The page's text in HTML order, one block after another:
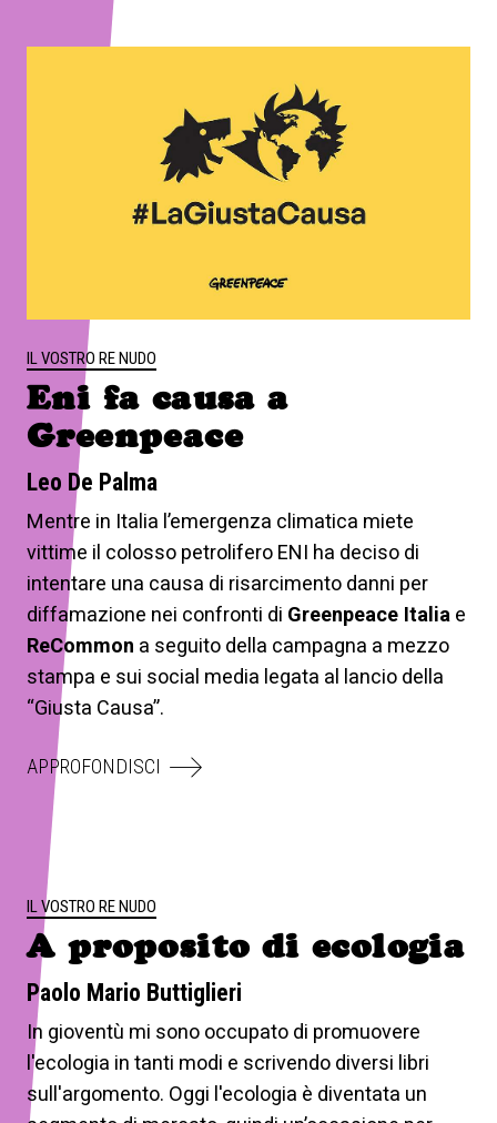
IL VOSTRO RE NUDO
Eni fa causa a
Greenpeace
Leo De Palma
Mentre in Italia l’emergenza climatica miete
vittime il colosso petrolifero ENI ha deciso di
intentare una causa di risarcimento danni per
diffamazione nei confronti di Greenpeace Italia e
ReCommon a seguito della campagna a mezzo
stampa e sui social media legata al lancio della
“Giusta Causa”.
APPROFONDISCI
IL VOSTRO RE NUDO
A proposito di ecologia
Paolo Mario Buttiglieri
In gioventù mi sono occupato di promuovere
l'ecologia in tanti modi e scrivendo diversi libri
sull'argomento. Oggi l'ecologia è diventata un